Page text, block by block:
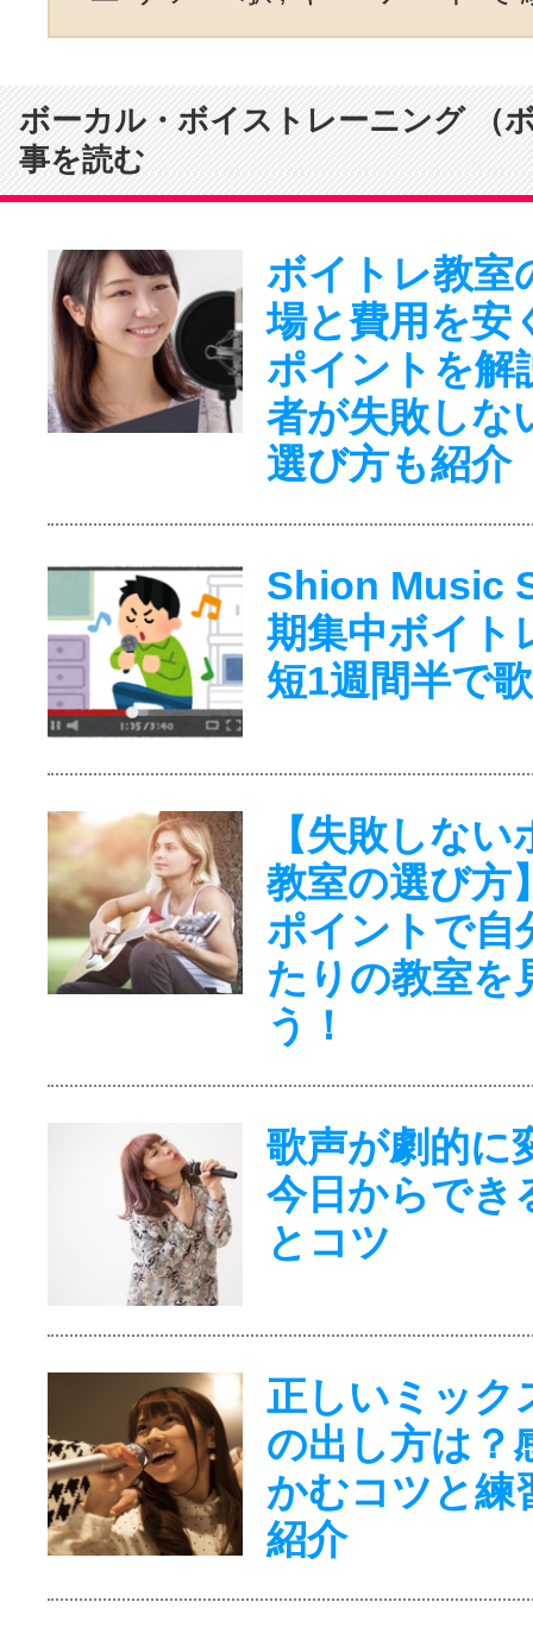
ボーカル・ボイストレーニング （
事を読む
ボイトレ教室
場と費用を安
ポイントを解
者が失敗しな
選び方も紹介
Shion Music
期集中ボイト
短1週間半で
【失敗しな
教室の選び方
ポイントで自
たりの教室を
う！
歌声が劇的に
今日からでき
とコツ
正しいミック
の出し方は？
かむコツと練
紹介